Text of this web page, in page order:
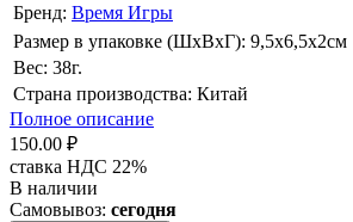
Бренд: Время Игры
Размер в упаковке (ШхВxГ): 9,5х6,5х2cм
Вес: 38г.
Страна производства: Китай
Полное описание
150.00 ₽
ставка НДС 22%
В наличии
Самовывоз: сегодня